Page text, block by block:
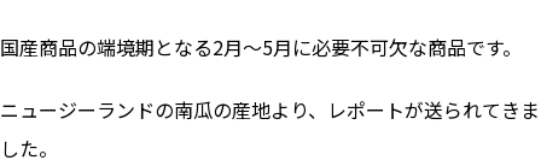
国産商品の端境期となる2月～5月に必要不可欠な商品です。
ニュージーランドの南瓜の産地より、レポートが送られてきま
した。